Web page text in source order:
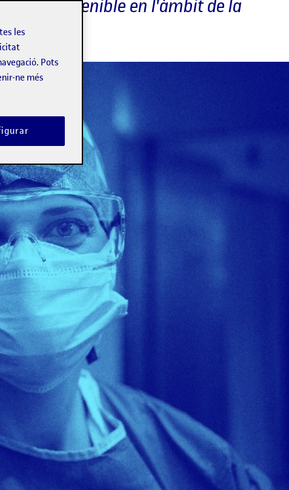
sostenible en l'àmbit de la
les
Pots
ne més